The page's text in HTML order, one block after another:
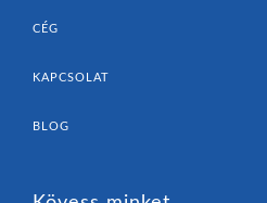
CÉG
KAPCSOLAT
BLOG